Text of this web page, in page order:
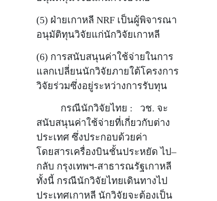
(5) ฝ่ายเกาหลี NRF เป็นผู้พิจารณา
อนุมัติทุนวิจัยแก่นักวิจัยเกาหลี
(6) การสนับสนุนค่าใช้จ่ายในการ
แลกเปลี่ยนนักวิจัยภายใต้โครงการ
วิจัยร่วมซึ่งอยู่ระหว่างการรับทุน
กรณีนักวิจัยไทย : วช. จะ
สนับสนุนค่าใช้จ่ายที่เกี่ยวกับต่าง
ประเทศ ซึ่งประกอบด้วยค่า
โดยสารเครื่องบินชั้นประหยัด ไป–
กลับ กรุงเทพฯ-สาธารณรัฐเกาหลี
ทั้งนี้ กรณีนักวิจัยไทยเดินทางไป
ประเทศเกาหลี นักวิจัยจะต้องเป็น